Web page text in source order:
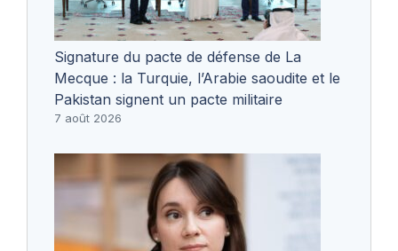
Signature du pacte de défense de La
Mecque : la Turquie, l’Arabie saoudite et le
Pakistan signent un pacte militaire
7 août 2026